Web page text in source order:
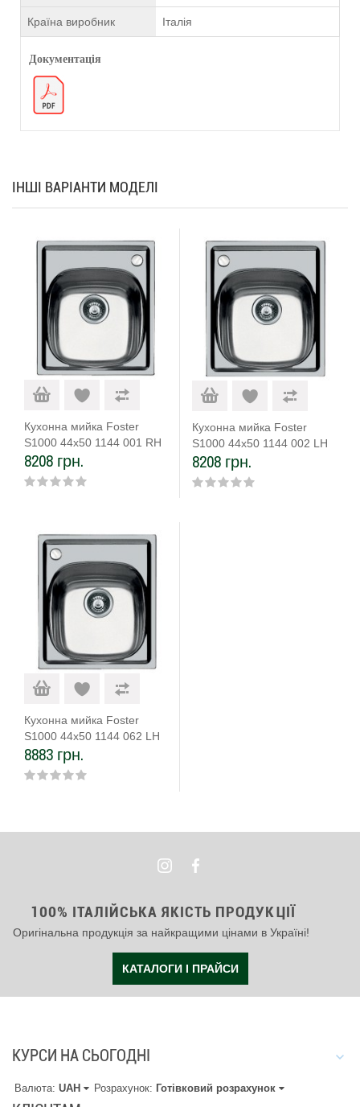
Країна виробник Італія
Документація
ІНШІ ВАРІАНТИ МОДЕЛІ
Кухонна мийка Foster
S1000 44х50 1144 001 RH
8208 грн.
Кухонна мийка Foster
S1000 44х50 1144 002 LH
8208 грн.
Кухонна мийка Foster
S1000 44х50 1144 062 LH
8883 грн.
100% ІТАЛІЙСЬКА ЯКІСТЬ ПРОДУКЦІЇ
Оригінальна продукція за найкращими цінами в Україні!
КАТАЛОГИ І ПРАЙСИ
КУРСИ НА СЬОГОДНІ
Валюта: UAH Розрахунок: Готівковий розрахунок